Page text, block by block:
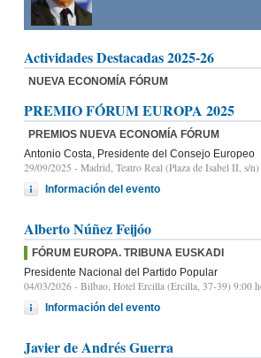
Actividades Destacadas 2025-26
NUEVA ECONOMÍA FÓRUM
PREMIO FÓRUM EUROPA 2025
PREMIOS NUEVA ECONOMÍA FÓRUM
Antonio Costa, Presidente del Consejo Europeo
29/09/2025 - Madrid, Teatro Real (Plaza de Isabel II, s/
Información del evento
Alberto Núñez Feijóo
FÓRUM EUROPA. TRIBUNA EUSKADI
Presidente Nacional del Partido Popular
04/03/2026 - Bilbao, Hotel Ercilla (Ercilla, 37-39) 9:00
Información del evento
Javier de Andrés Guerra